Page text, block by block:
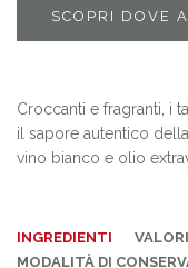
SCOPRI DOVE
Croccanti e fragranti, i
il sapore autentico
vino bianco e olio
INGREDIENTI
MODALITÀ DI